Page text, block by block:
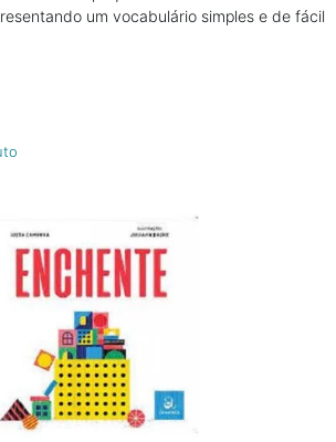
um vocabulário simples e de fácil